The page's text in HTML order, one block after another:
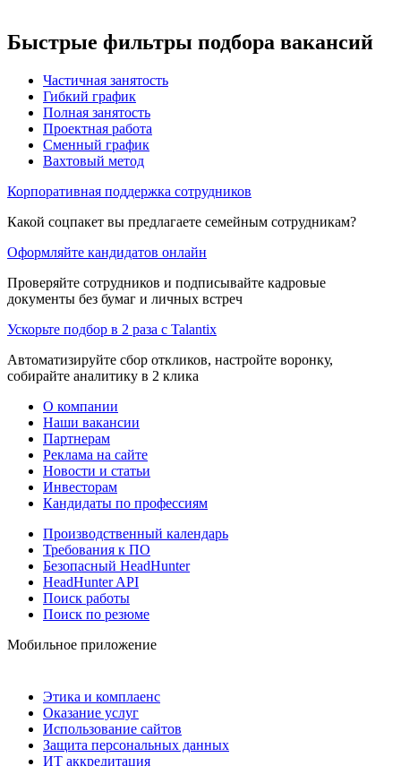
Быстрые фильтры подбора вакансий
Частичная занятость
Гибкий график
Полная занятость
Проектная работа
Сменный график
Вахтовый метод
Корпоративная поддержка сотрудников
Какой соцпакет вы предлагаете семейным сотрудникам?
Оформляйте кандидатов онлайн
Проверяйте сотрудников и подписывайте кадровые
документы без бумаг и личных встреч
Ускорьте подбор в 2 раза с Talantix
Автоматизируйте сбор откликов, настройте воронку,
собирайте аналитику в 2 клика
О компании
Наши вакансии
Партнерам
Реклама на сайте
Новости и статьи
Инвесторам
Кандидаты по профессиям
Производственный календарь
Требования к ПО
Безопасный HeadHunter
HeadHunter API
Поиск работы
Поиск по резюме
Мобильное приложение
Этика и комплаенс
Оказание услуг
Использование сайтов
Защита персональных данных
ИТ аккредитация